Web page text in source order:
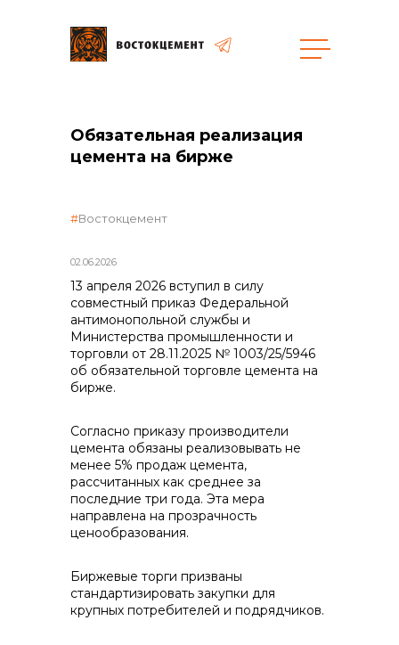
объявленные закупки
реализация неликвидов
Контакты
Обязательная реализация
цемента на бирже
02.06.2026
Востокцемент
13 апреля 2026 вступил в силу
совместный приказ Федеральной
антимонопольной службы и
Министерства промышленности и
торговли от 28.11.2025 № 1003/25/5946
об обязательной торговле цемента на
бирже.
Согласно приказу производители
цемента обязаны реализовывать не
менее 5% продаж цемента,
рассчитанных как среднее за
последние три года. Эта мера
направлена на прозрачность
ценообразования.
Биржевые торги призваны
стандартизировать закупки для
крупных потребителей и подрядчиков.